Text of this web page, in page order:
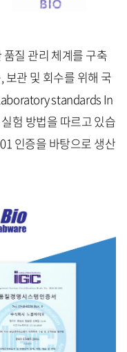
품질 관리 체계를 구축
보관 및 회수를 위해 국
standards In
험 방법을 따르고 있습
인증을 바탕으로 생산